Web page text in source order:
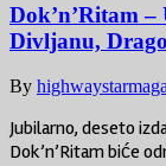
Dok’n’Ritam
Divljanu,
By
Jubilarno, deseto
Dok’n’Ritam biće